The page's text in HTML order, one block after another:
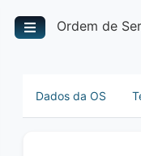
Ordem de
Dados da OS